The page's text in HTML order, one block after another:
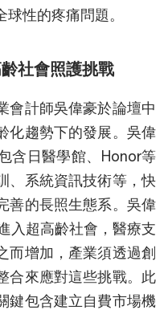
性的疼痛問題。
社會照護挑戰
會計師吳偉豪於論壇中
化趨勢下的發展。吳偉
含日醫學館、Honor等
、系統資訊技術等，快
善的長照生態系。吳偉
入超高齡社會，醫療支
而增加，產業須透過創
合來應對這些挑戰。此
鍵包含建立自費市場機